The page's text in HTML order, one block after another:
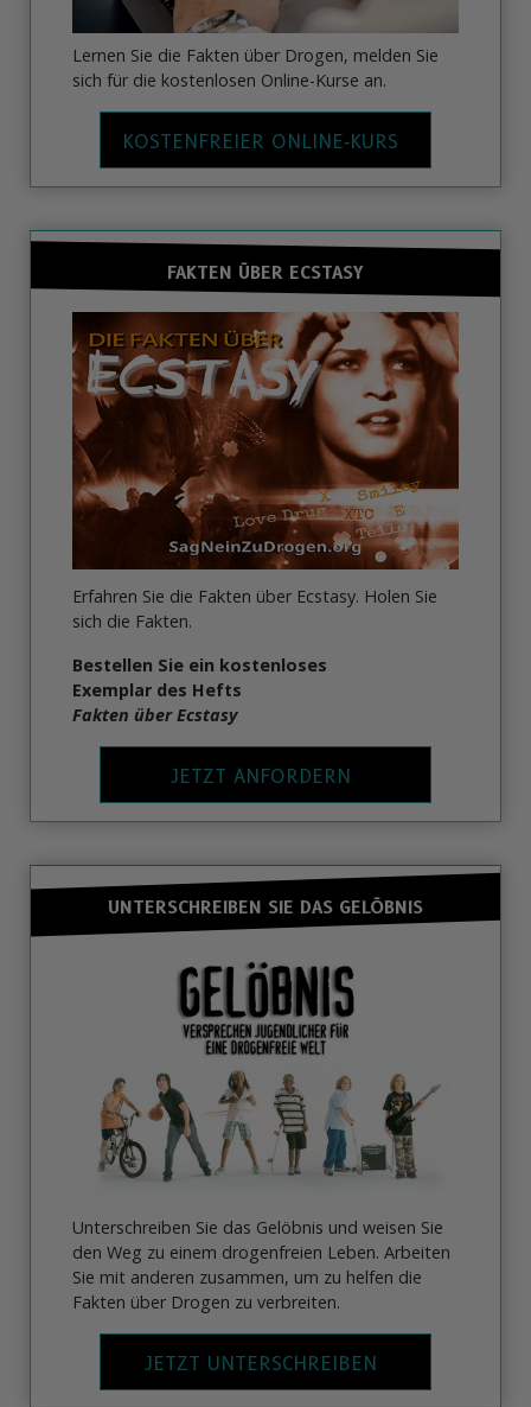
Lernen Sie die Fakten über Drogen, melden Sie
sich für die kostenlosen Online-Kurse an.
KOSTENFREIER ONLINE‑KURS
FAKTEN ÜBER ECSTASY
Erfahren Sie die Fakten über Ecstasy. Holen Sie
sich die Fakten.
Bestellen Sie ein kostenloses
Exemplar des Hefts
Fakten über Ecstasy
JETZT ANFORDERN
UNTERSCHREIBEN SIE DAS GELÖBNIS
Unterschreiben Sie das Gelöbnis und weisen Sie
den Weg zu einem drogenfreien Leben. Arbeiten
Sie mit anderen zusammen, um zu helfen die
Fakten über Drogen zu verbreiten.
JETZT UNTERSCHREIBEN